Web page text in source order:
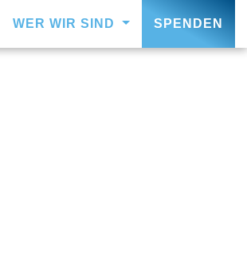
WER WIR SIND SPENDEN